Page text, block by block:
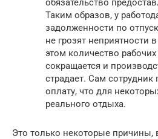
обязательство
Таким образов, у
задолженности по
не грозят неприятности
этом количество
сокращается и
страдает. Сам сотрудник
оплату, что для
реального отдыха.
Это только некоторые причины,